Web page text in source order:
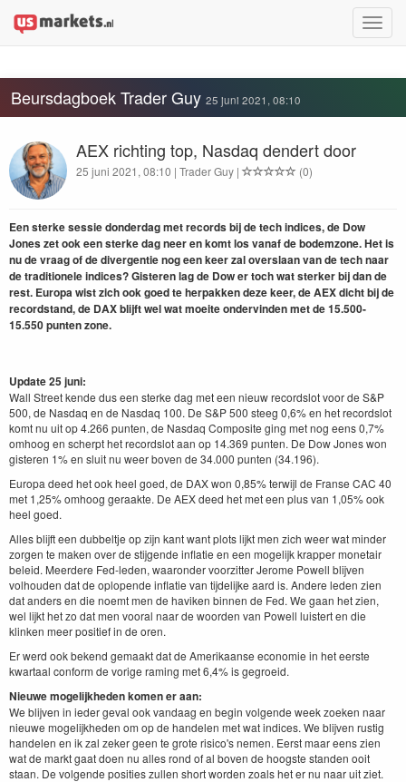
Toggle
Beursdagboek Trader Guy 25 juni 2021, 08:10
AEX richting top, Nasdaq dendert door
25 juni 2021, 08:10 | Trader Guy | (0)
Een sterke sessie donderdag met records bij de tech indices, de Dow
Jones zet ook een sterke dag neer en komt los vanaf de bodemzone. Het is
nu de vraag of de divergentie nog een keer zal overslaan van de tech naar
de traditionele indices? Gisteren lag de Dow er toch wat sterker bij dan de
rest. Europa wist zich ook goed te herpakken deze keer, de AEX dicht bij de
recordstand, de DAX blijft wel wat moeite ondervinden met de 15.500-
15.550 punten zone.
Update 25 juni:
Wall Street kende dus een sterke dag met een nieuw recordslot voor de S&P
500, de Nasdaq en de Nasdaq 100. De S&P 500 steeg 0,6% en het recordslot
komt nu uit op 4.266 punten, de Nasdaq Composite ging met nog eens 0,7%
omhoog en scherpt het recordslot aan op 14.369 punten. De Dow Jones won
gisteren 1% en sluit nu weer boven de 34.000 punten (34.196).
Europa deed het ook heel goed, de DAX won 0,85% terwijl de Franse CAC 40
met 1,25% omhoog geraakte. De AEX deed het met een plus van 1,05% ook
heel goed.
Alles blijft een dubbeltje op zijn kant want plots lijkt men zich weer wat minder
zorgen te maken over de stijgende inflatie en een mogelijk krapper monetair
beleid. Meerdere Fed-leden, waaronder voorzitter Jerome Powell blijven
volhouden dat de oplopende inflatie van tijdelijke aard is. Andere leden zien
dat anders en die noemt men de haviken binnen de Fed. We gaan het zien,
wel lijkt het zo dat men vooral naar de woorden van Powell luistert en die
klinken meer positief in de oren.
Er werd ook bekend gemaakt dat de Amerikaanse economie in het eerste
kwartaal conform de vorige raming met 6,4% is gegroeid.
Nieuwe mogelijkheden komen er aan:
We blijven in ieder geval ook vandaag en begin volgende week zoeken naar
nieuwe mogelijkheden om op de handelen met wat indices. We blijven rustig
handelen en ik zal zeker geen te grote risico's nemen. Eerst maar eens zien
wat de markt gaat doen nu alles rond of al boven de hoogste standen ooit
staan. De volgende posities zullen short worden zoals het er nu naar uit ziet.